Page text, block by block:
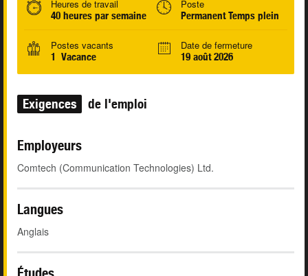
Heures de travail
40 heures par semaine
Poste
Permanent Temps plein
Postes vacants
1 Vacance
Date de fermeture
19 août 2026
Exigences de l'emploi
Employeurs
Comtech (Communication Technologies) Ltd.
Langues
Anglais